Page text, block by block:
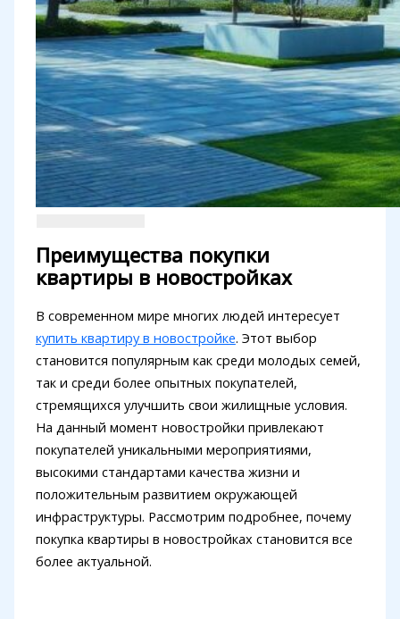
Преимущества покупки
квартиры в новостройках
В современном мире многих людей интересует
купить квартиру в новостройке. Этот выбор
становится популярным как среди молодых семей,
так и среди более опытных покупателей,
стремящихся улучшить свои жилищные условия.
На данный момент новостройки привлекают
покупателей уникальными мероприятиями,
высокими стандартами качества жизни и
положительным развитием окружающей
инфраструктуры. Рассмотрим подробнее, почему
покупка квартиры в новостройках становится все
более актуальной.